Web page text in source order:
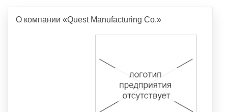
О компании «Quest Manufacturing Co.»